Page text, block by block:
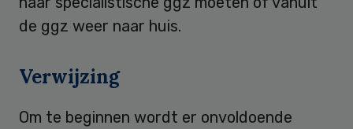
de ggz weer naar huis.
Verwijzing
Om te beginnen wordt er onvoldoende